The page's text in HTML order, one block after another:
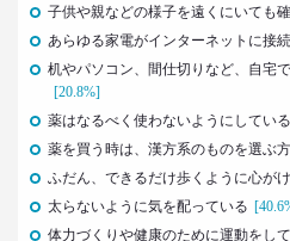
2017.03.02
スマホ時代の「偶然」と
生活総研 研究員
十河瑠璃
け？
生活総研 上席研究員
三矢正浩
子供や親などの様子を遠くにいても
あらゆる家電がインターネットに接
机やパソコン、間仕切りなど、自宅
[20.8%]
薬はなるべく使わないようにしている
薬を買う時は、漢方系のものを選ぶ
ふだん、できるだけ歩くように心が
太らないように気を配っている
体力づくりや健康のために運動をし